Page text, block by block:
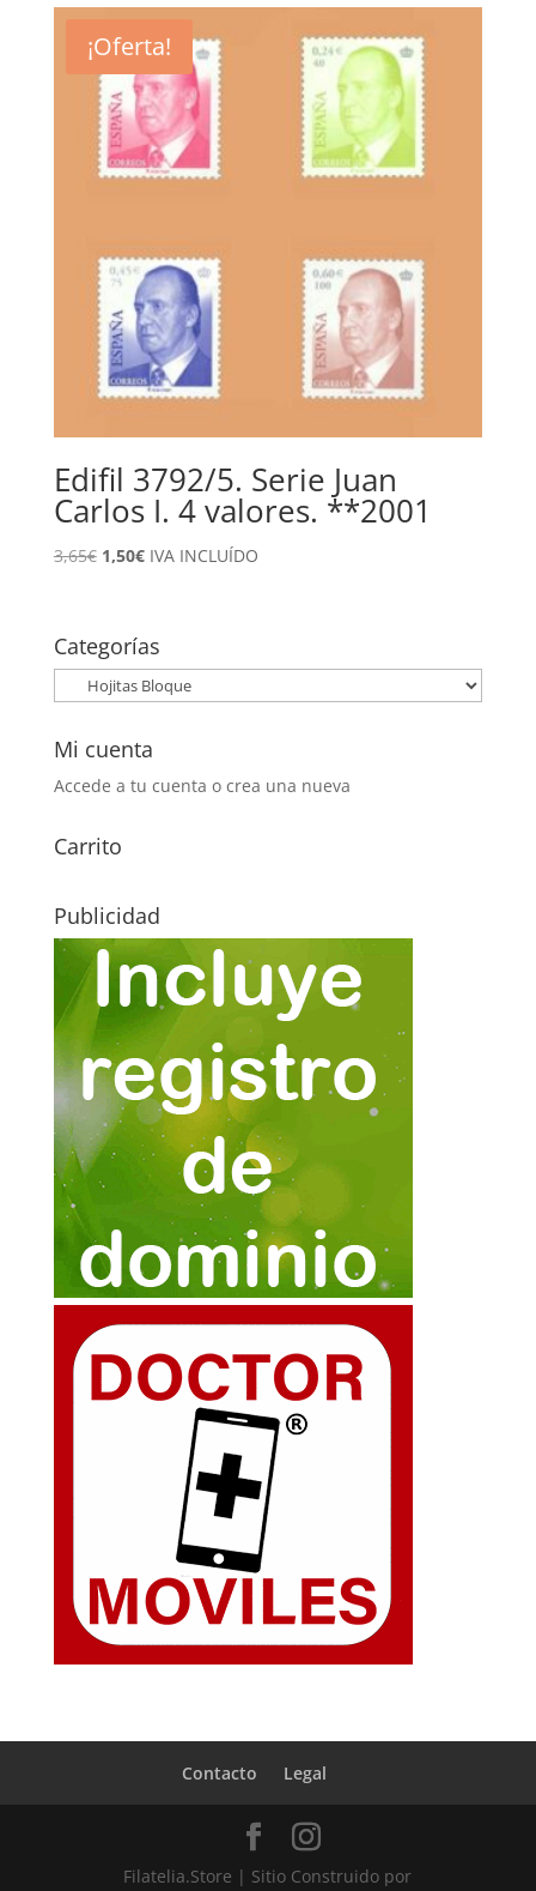
1,70€.0,75€.
¡Oferta!
Edifil 3792/5. Serie Juan
Carlos I. 4 valores. **2001
3,65€ El
3,65€.
1,50€El
1,50€.
IVA INCLUÍDO
Categorías
Mi cuenta
Accede a tu cuenta o crea una nueva
Carrito
Publicidad
Contacto Legal
Filatelia.Store | Sitio Construido por